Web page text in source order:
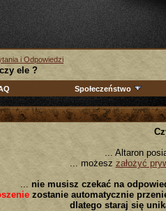
i Odpowiedzi
ele ?
Społeczeństwo
... Altaron
... możesz założyć
... nie musisz czekać na
zostanie automatycznie
dlatego staraj się